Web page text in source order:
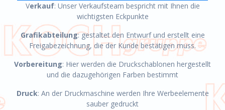
Verkauf: Unser Verkaufsteam bespricht mit Ihnen die
wichtigsten Eckpunkte
Grafikabteilung: gestaltet den Entwurf und erstellt eine
Freigabezeichnung, die der Kunde bestätigen muss.
Vorbereitung: Hier werden die Druckschablonen hergestellt
und die dazugehörigen Farben bestimmt
Druck: An der Druckmaschine werden Ihre Werbeelemente
sauber gedruckt